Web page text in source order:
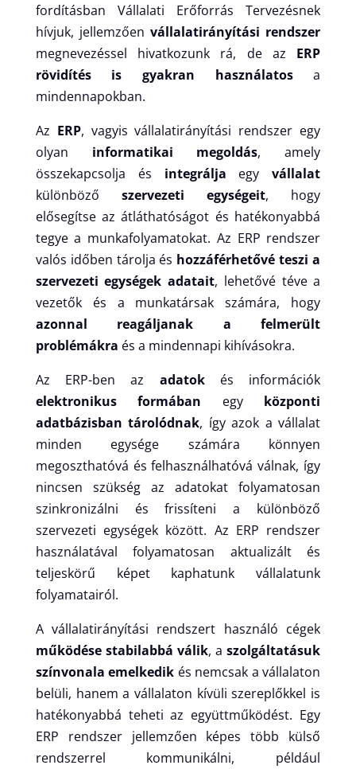
fordításban Vállalati Erőforrás Tervezésnek
hívjuk, jellemzőenvállalatirányítási rendszer
megnevezéssel hivatkozunk rá, de az ERP
rövidítés is gyakran használatosa
mindennapokban.
Az ERP, vagyis vállalatirányítási rendszer egy
olyan informatikai megoldás, amely
összekapcsolja és integrálja egyvállalat
különböző szervezeti egységeit, hogy
elősegítse az átláthatóságot és hatékonyabbá
tegye a munkafolyamatokat. Az ERP rendszer
valós időben tárolja és hozzáférhetővé teszi a
szervezeti egységek adatait, lehetővé téve a
vezetők és a munkatársak számára, hogy
azonnal reagáljanak a felmerült
problémákra és a mindennapi kihívásokra.
Az ERP-ben az adatokés információk
elektronikus formában egy központi
adatbázisban tárolódnak, így azok a vállalat
minden egysége számára könnyen
megoszthatóvá és felhasználhatóvá válnak, így
nincsen szükség az adatokat folyamatosan
szinkronizálni és frissíteni a különböző
szervezeti egységek között. Az ERP rendszer
használatával folyamatosan aktualizált és
teljeskörű képet kaphatunk vállalatunk
folyamatairól.
A vállalatirányítási rendszert használó cégek
működése stabilabbá válik, aszolgáltatásuk
színvonala emelkedik és nemcsak a vállalaton
belüli, hanem a vállalaton kívüli szereplőkkel is
hatékonyabbá teheti az együttműködést. Egy
ERP rendszer jellemzően képes több külső
rendszerrel kommunikálni, például